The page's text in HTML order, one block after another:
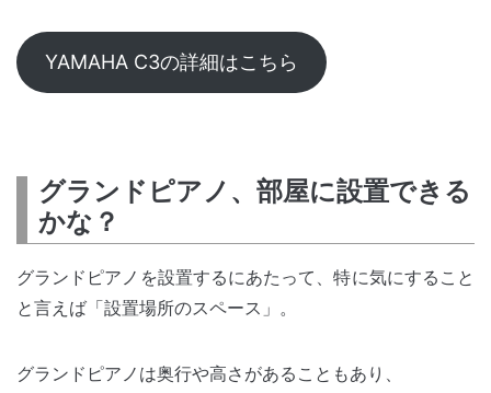
YAMAHA C3の詳細はこちら
グランドピアノ、部屋に設置できる
かな？
グランドピアノを設置するにあたって、特に気にすること
と言えば「設置場所のスペース」。
グランドピアノは奥行や高さがあることもあり、